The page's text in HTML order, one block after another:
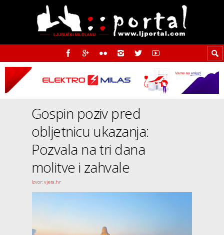
Gospin poziv pred
obljetnicu ukazanja:
Pozvala na tri dana
molitve i zahvale
Izvor: vjera.hr